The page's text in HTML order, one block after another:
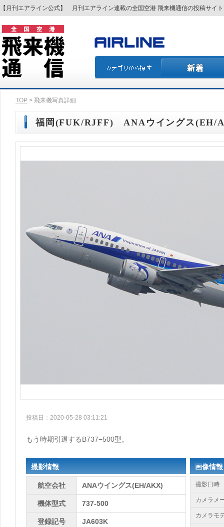
【月刊エアライン公式】 月刊エアライン連載の全国空港 飛来機通信の投稿サイ
TOP > 飛来機写真詳細
福岡(FUK/RJFF) ANAウイングス(EH/
投稿日：2020-05-28 03:11:21
もう時期引退するB737−500型。
撮影情報
航空会社 ANAウイングス(EH/AKX)
機体型式 737-500
登録記号 JA603K
画像情報
撮影日時
カメラメ
カメラモ